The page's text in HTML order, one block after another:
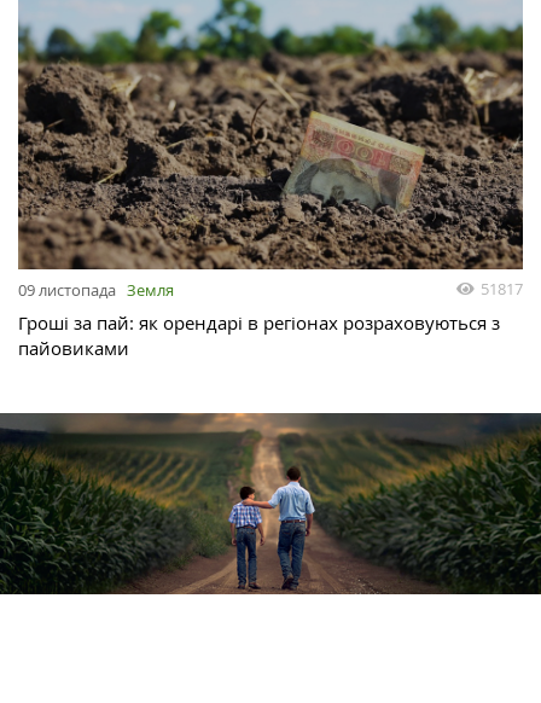
09 листопада Земля 51817
Гроші за пай: як орендарі в регіонах розраховуються з
пайовиками